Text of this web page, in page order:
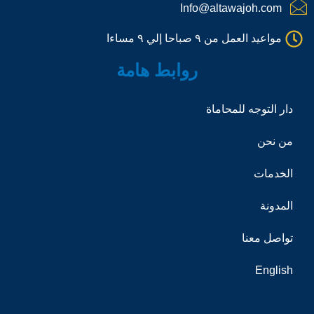
a
l
1
Info@altawajoh.com
مواعيد العمل من ٩ صباحا إلي ٩ مساءا
روابط هامة
دار التوجه للمحاماة
من نحن
الخدمات
المدونة
تواصل معنا
English